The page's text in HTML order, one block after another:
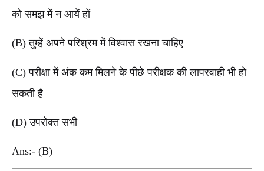
को समझ में न आयें हों
(B) तुम्हें अपने परिश्रम में विश्वास रखना चाहिए
(C) परीक्षा में अंक कम मिलने के पीछे परीक्षक की लापरवाही भी हो
सकती है
(D) उपरोक्त सभी
Ans:- (B)